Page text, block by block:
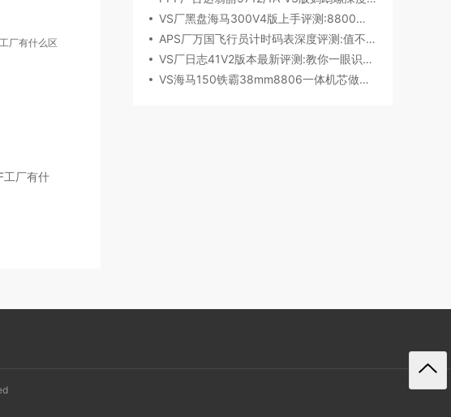
工厂有什
VS厂黑盘海马300V4版上手评测:8800一体机芯加持,复刻天花板实至名归?
APS厂万国飞行员计时码表深度评测:值不值得入手？
VS厂日志41V2版本最新评测:教你一眼识破假VS
VS海马150铁霸38mm8806一体机芯做工细节深度评测